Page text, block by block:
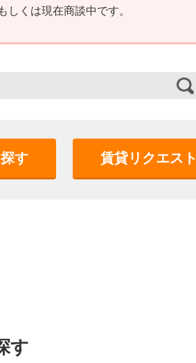
しくは現在商談中です。
す 賃貸リクエスト
す